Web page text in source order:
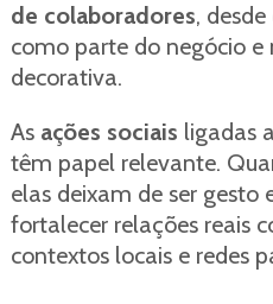
de colaboradores,
como parte do negócio
decorativa.
As ações sociais ligadas
têm papel relevante.
elas deixam de ser gesto
fortalecer relações reais
contextos locais e redes